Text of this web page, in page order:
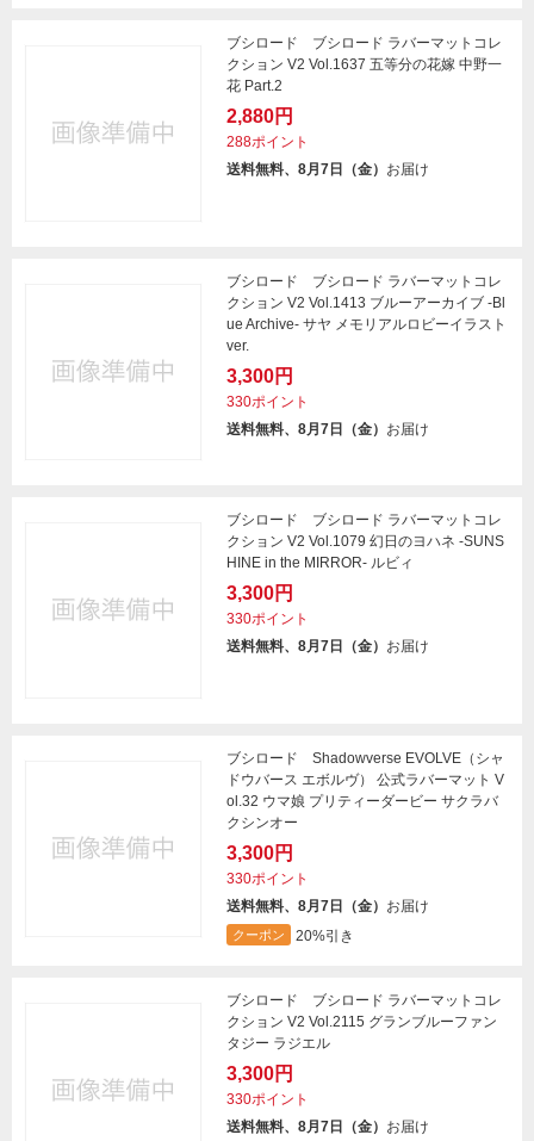
ブシロード ブシロード ラバーマットコレ
クション V2 Vol.1637 五等分の花嫁 中野一
花 Part.2
2,880円
288ポイント
送料無料、8月7日（金） お届け
ブシロード ブシロード ラバーマットコレ
クション V2 Vol.1413 ブルーアーカイブ -Bl
ue Archive- サヤ メモリアルロビーイラスト
ver.
3,300円
330ポイント
送料無料、8月7日（金） お届け
ブシロード ブシロード ラバーマットコレ
クション V2 Vol.1079 幻日のヨハネ -SUNS
HINE in the MIRROR- ルビィ
3,300円
330ポイント
送料無料、8月7日（金） お届け
ブシロード Shadowverse EVOLVE（シャ
ドウバース エボルヴ） 公式ラバーマット V
ol.32 ウマ娘 プリティーダービー サクラバ
クシンオー
3,300円
330ポイント
送料無料、8月7日（金） お届け
クーポン 20%引き
ブシロード ブシロード ラバーマットコレ
クション V2 Vol.2115 グランブルーファン
タジー ラジエル
3,300円
330ポイント
送料無料、8月7日（金） お届け